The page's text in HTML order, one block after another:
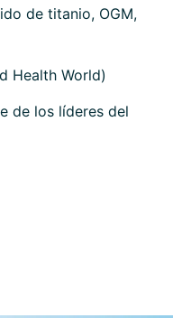
de titanio, OGM,
Health World)
de los líderes del